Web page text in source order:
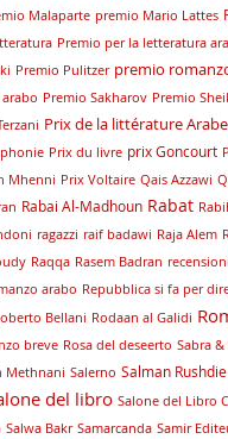
Malaparte premio Mario Lattes
Premio per la letteratura
Premio Pulitzer premio
Premio Sakharov Premio
Prix de la littérature Arabe
Prix du livre prix Goncourt
Mhenni Prix Voltaire Qais Azzawi
Rabai Al-Madhoun Rabat
ragazzi raif badawi Raja Alem
Raqqa Rasem Badran recensioni
arabo Repubblica si fa per
Bellani Rodaan al Galidi
breve Rosa del deseerto Sabra
Methnani Salerno Salman Rushdie
del libro Salone del Libro
Salwa Bakr Samarcanda Samir